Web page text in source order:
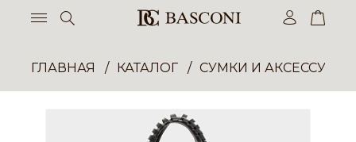
ГЛАВНАЯ КАТАЛОГ СУМКИ И